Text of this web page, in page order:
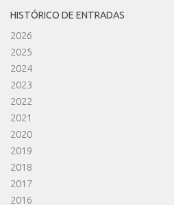
HISTÓRICO DE ENTRADAS
2026
2025
2024
2023
2022
2021
2020
2019
2018
2017
2016